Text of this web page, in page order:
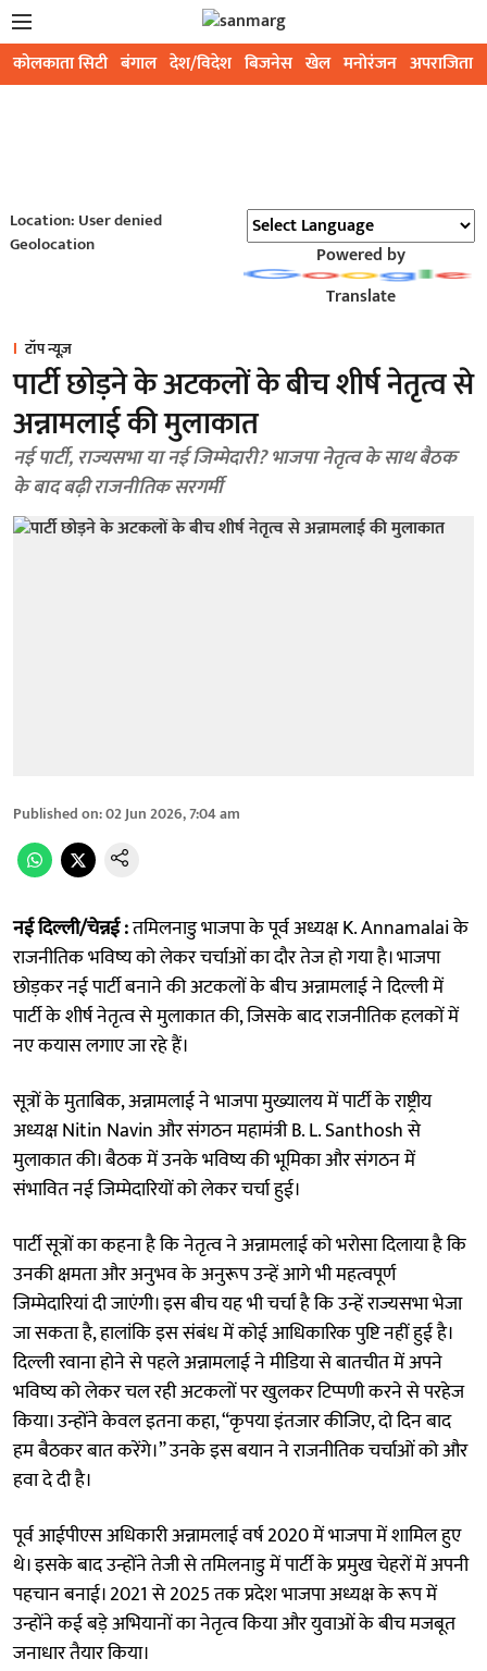
कोलकाता सिटी बंगाल देश/विदेश बिजनेस खेल मनोरंजन अपराजिता
Location: User denied
Geolocation
Powered by
Translate
टॉप न्यूज़
पार्टी छोड़ने के अटकलों के बीच शीर्ष नेतृत्व से
अन्नामलाई की मुलाकात
नई पार्टी, राज्यसभा या नई जिम्मेदारी? भाजपा नेतृत्व के साथ बैठक
के बाद बढ़ी राजनीतिक सरगर्मी
Published on:02 Jun 2026, 7:04 am
नई दिल्ली/चेन्नई :तमिलनाडु भाजपा के पूर्व अध्यक्ष K. Annamalai के
राजनीतिक भविष्य को लेकर चर्चाओं का दौर तेज हो गया है। भाजपा
छोड़कर नई पार्टी बनाने की अटकलों के बीच अन्नामलाई ने दिल्ली में
पार्टी के शीर्ष नेतृत्व से मुलाकात की, जिसके बाद राजनीतिक हलकों में
नए कयास लगाए जा रहे हैं।
सूत्रों के मुताबिक, अन्नामलाई ने भाजपा मुख्यालय में पार्टी के राष्ट्रीय
अध्यक्ष Nitin Navin और संगठन महामंत्री B. L. Santhosh से
मुलाकात की। बैठक में उनके भविष्य की भूमिका और संगठन में
संभावित नई जिम्मेदारियों को लेकर चर्चा हुई।
पार्टी सूत्रों का कहना है कि नेतृत्व ने अन्नामलाई को भरोसा दिलाया है कि
उनकी क्षमता और अनुभव के अनुरूप उन्हें आगे भी महत्वपूर्ण
जिम्मेदारियां दी जाएंगी। इस बीच यह भी चर्चा है कि उन्हें राज्यसभा भेजा
जा सकता है, हालांकि इस संबंध में कोई आधिकारिक पुष्टि नहीं हुई है।
दिल्ली रवाना होने से पहले अन्नामलाई ने मीडिया से बातचीत में अपने
भविष्य को लेकर चल रही अटकलों पर खुलकर टिप्पणी करने से परहेज
किया। उन्होंने केवल इतना कहा, “कृपया इंतजार कीजिए, दो दिन बाद
हम बैठकर बात करेंगे।” उनके इस बयान ने राजनीतिक चर्चाओं को और
हवा दे दी है।
पूर्व आईपीएस अधिकारी अन्नामलाई वर्ष 2020 में भाजपा में शामिल हुए
थे। इसके बाद उन्होंने तेजी से तमिलनाडु में पार्टी के प्रमुख चेहरों में अपनी
पहचान बनाई। 2021 से 2025 तक प्रदेश भाजपा अध्यक्ष के रूप में
उन्होंने कई बड़े अभियानों का नेतृत्व किया और युवाओं के बीच मजबूत
जनाधार तैयार किया।